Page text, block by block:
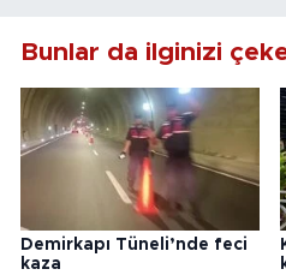
Bunlar da ilginizi
Demirkapı Tüneli’nde feci
kaza